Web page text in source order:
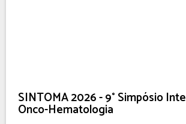
SINTOMA 2026 - 9° Simpósio
Onco-Hematologia